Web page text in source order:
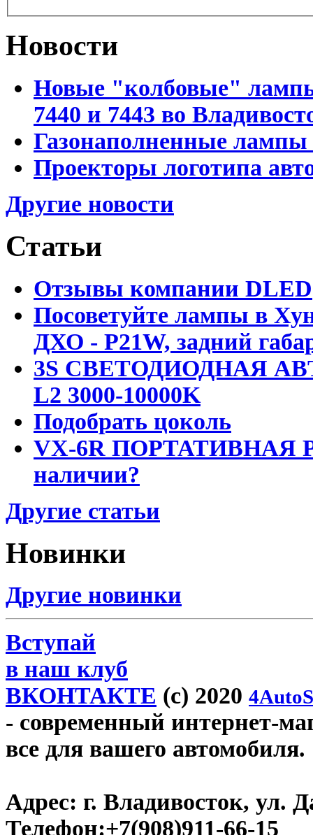
Новости
Новые "колбовые"
7440 и 7443 во
Газонаполненные лампы
Проекторы логотипа
Другие новости
Статьи
Отзывы компании DLED
Посоветуйте лампы в
ДХО - P21W, задний
3S СВЕТОДИОДНАЯ
L2 3000-10000K
Подобрать цоколь
VX-6R ПОРТАТИВНАЯ
наличии?
Другие статьи
Новинки
Другие новинки
Вступай
в наш клуб
ВКОНТАКТЕ (c) 2020
- современный интернет-
все для вашего автомобиля.
Адрес: г. Владивосток, ул.
Телефон:+7(908)911-66-15